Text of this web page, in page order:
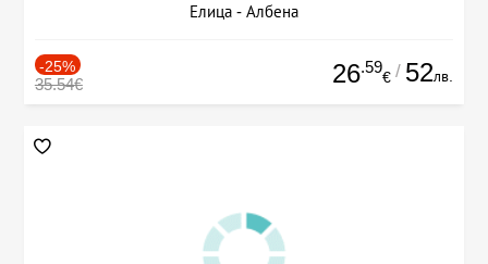
Елица - Албена
-25%
35.54€ 26.59
€ / 52лв.